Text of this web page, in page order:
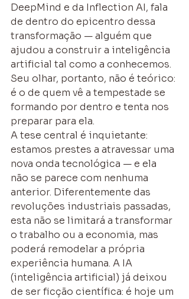
DeepMind e da Inflection AI, fala
de dentro do epicentro dessa
transformação — alguém que
ajudou a construir a inteligência
artificial tal como a conhecemos.
Seu olhar, portanto, não é teórico:
é o de quem vê a tempestade se
formando por dentro e tenta nos
preparar para ela.
A tese central é inquietante:
estamos prestes a atravessar uma
nova onda tecnológica — e ela
não se parece com nenhuma
anterior. Diferentemente das
revoluções industriais passadas,
esta não se limitará a transformar
o trabalho ou a economia, mas
poderá remodelar a própria
experiência humana. A IA
(inteligência artificial) já deixou
de ser ficção científica: é hoje um